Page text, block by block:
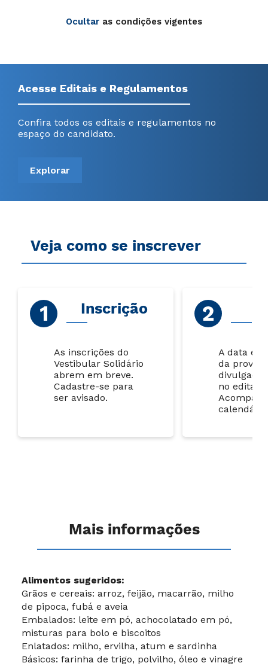
Ocultar as condições vigentes
Acesse Editais e Regulamentos
Confira todos os editais e regulamentos no
espaço do candidato.
Explorar
Veja como se inscrever
Inscrição
As inscrições do
Vestibular Solidário
abrem em breve.
Cadastre-se para
ser avisado.
A data e o
da prova
no edital.
Mais informações
Alimentos sugeridos:
Grãos e cereais: arroz, feijão, macarrão, milho
de pipoca, fubá e aveia
Embalados: leite em pó, achocolatado em pó,
misturas para bolo e biscoitos
Enlatados: milho, ervilha, atum e sardinha
Básicos: farinha de trigo, polvilho, óleo e vinagre